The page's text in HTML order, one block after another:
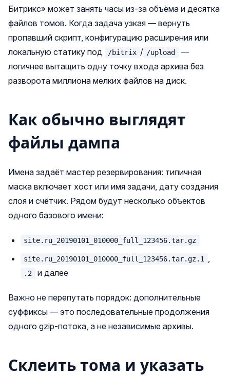
Битрикс» может занять часы из‑за объёма и десятка
файлов томов. Когда задача узкая — вернуть
пропавший скрипт, конфигурацию расширения или
локальную статику под
/bitrix / /upload
—
логичнее вытащить одну точку входа архива без
разворота миллиона мелких файлов на диск.
Как обычно выглядят
файлы дампа
Имена задаёт мастер резервирования: типичная
маска включает хост или имя задачи, дату создания
слоя и счётчик. Рядом будут несколько объектов
одного базового имени:
site.ru_20190101_010000_full_123456.tar.gz
site.ru_20190101_010000_full_123456.tar.gz.1 ,
.2 и далее
Важно не перепутать порядок: дополнительные
суффиксы — это последовательные продолжения
одного gzip-потока, а не независимые архивы.
Склеить тома и указать